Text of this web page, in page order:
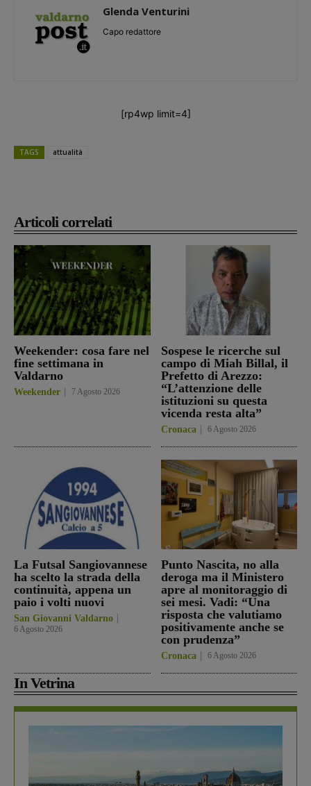
Articoli correlati
Weekender: cosa fare nel
fine settimana in
Valdarno
Weekender 7 Agosto 2026
Sospese le ricerche sul
campo di Miah Billal, il
Prefetto di Arezzo:
“L’attenzione delle
istituzioni su questa
vicenda resta alta”
Cronaca 6 Agosto 2026
La Futsal Sangiovannese
ha scelto la strada della
continuità, appena un
paio i volti nuovi
San Giovanni Valdarno
6 Agosto 2026
Punto Nascita, no alla
deroga ma il Ministero
apre al monitoraggio di
sei mesi. Vadi: “Una
risposta che valutiamo
positivamente anche se
con prudenza”
Cronaca 6 Agosto 2026
In Vetrina
Glenda Venturini
Capo redattore
[rp4wp limit=4]
TAGS attualità